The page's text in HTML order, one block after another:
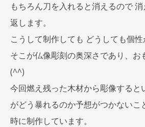
もちろん刀を入れると消えるので
返します。
こうして制作しても どうしても個性
そこが仏像彫刻の奥深さであり、お
(^^)
今回燃え残った木材から彫像すると
がどう暴れるのか予想がつかないこ
時に制作しています。